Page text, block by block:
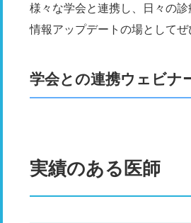
様々な学会と連携し、日々の
情報アップデートの場としてぜ
学会との連携ウェビナ
実績のある医師